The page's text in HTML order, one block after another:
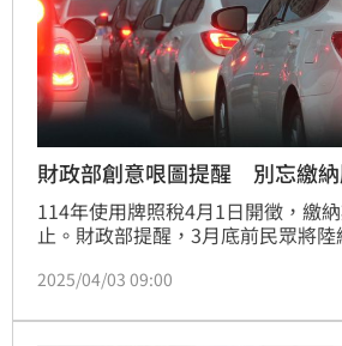
財政部創意哏圖提醒 別忘繳
114年使用牌照稅4月1日開徵，繳
止。財政部提醒，3月底前民眾將
2025/04/03 09:00